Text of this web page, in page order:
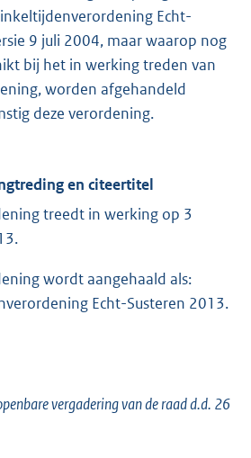
Echt-
9 juli 2004, maar waarop nog
bij het in werking treden van
worden afgehandeld
deze verordening.
en citeertitel
treedt in werking op 3
wordt aangehaald als:
Echt-Susteren 2013.
vergadering van de raad d.d. 26